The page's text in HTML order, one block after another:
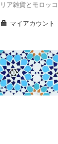
ア雑貨とモロッ
マイアカウント